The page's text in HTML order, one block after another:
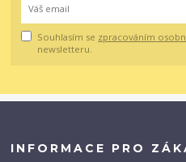
Souhlasím se zpracováním
newsletteru.
INFORMACE PRO